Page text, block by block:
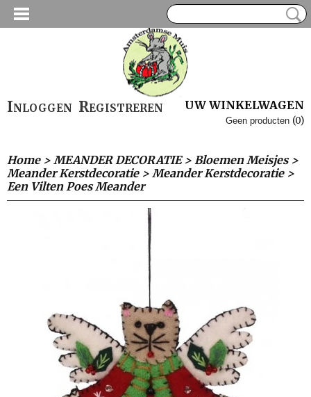
Inloggen Registreren UW WINKELWAGEN
Geen producten (0)
Home> MEANDER DECORATIE> Bloemen Meisjes>
Meander Kerstdecoratie> Meander Kerstdecoratie>
Een Vilten Poes Meander